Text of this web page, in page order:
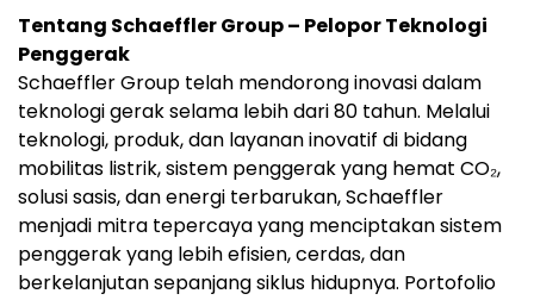
Tentang Schaeffler Group – Pelopor Teknologi
Penggerak
Schaeffler Group telah mendorong inovasi dalam
teknologi gerak selama lebih dari 80 tahun. Melalui
teknologi, produk, dan layanan inovatif di bidang
mobilitas listrik, sistem penggerak yang hemat CO₂,
solusi sasis, dan energi terbarukan, Schaeffler
menjadi mitra tepercaya yang menciptakan sistem
penggerak yang lebih efisien, cerdas, dan
berkelanjutan sepanjang siklus hidupnya. Portofolio